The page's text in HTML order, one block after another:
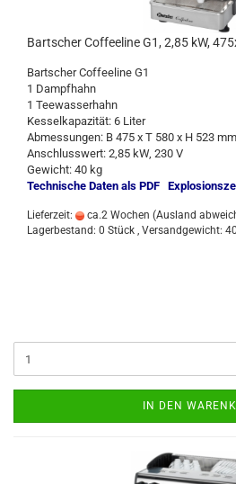
Bartscher Coffeeline G1, 2,85 kW,
Bartscher Coffeeline G1
1 Dampfhahn
1 Teewasserhahn
Kesselkapazität: 6 Liter
Abmessungen: B 475 x T 580 x H 523 mm
Anschlusswert: 2,85 kW, 230 V
Gewicht: 40 kg
Technische Daten als PDF
Lieferzeit: ca.2 Wochen (Ausland
Lagerbestand: 0 Stück , Versandgewicht: 40
IN DEN